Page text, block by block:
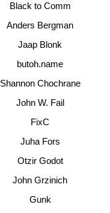
FixC
Gunk
Jaap Blonk
Shannon Chochrane
Black to Comm
Juha Fors
Anders Bergman
John W. Fail
John Grzinich
butoh.name
Otzir Godot